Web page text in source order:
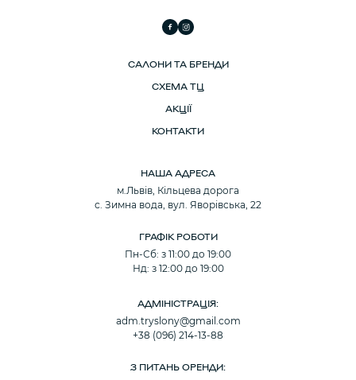
САЛОНИ ТА БРЕНДИ
СХЕМА ТЦ
АКЦІЇ
КОНТАКТИ
НАША АДРЕСА
м.Львів, Кільцева дорога
с. Зимна вода, вул. Яворівська, 22
ГРАФІК РОБОТИ
Пн-Сб: з 11:00 до 19:00
Нд: з 12:00 до 19:00
АДМІНІСТРАЦІЯ:
adm.tryslony@gmail.com
+38 (096) 214-13-88
З ПИТАНЬ ОРЕНДИ: